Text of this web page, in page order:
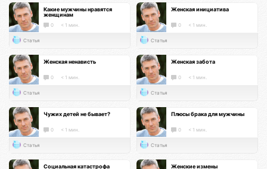
Какие мужчины нравятся
женщинам
0 < 1 мин.
Статья
Женская инициатива
0 < 1 мин.
Статья
Женская ненависть
0 < 1 мин.
Статья
Женская забота
0 < 1 мин.
Статья
Чужих детей не бывает?
0 < 1 мин.
Статья
Плюсы брака для мужчины
0 < 1 мин.
Статья
Социальная катастрофа Женские измены